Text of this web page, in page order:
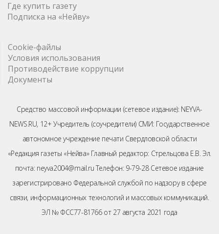
Где купить газету
Подписка на «Нейву»
Cookie-файлы
Условия использования
Противодействие коррупции
Документы
Средство массовой информации (сетевое издание): NEYVA-
NEWS.RU, 12+ Учредитель (соучредители) СМИ: Государственное
автономное учреждение печати Свердловской области
«Редакция газеты «Нейва» Главный редактор: Стрельцова Е.В. Эл.
почта: neyva2004@mail.ru Телефон: 9-79-28 Сетевое издание
зарегистрировано Федеральной службой по надзору в сфере
связи, информационных технологий и массовых коммуникаций.
ЭЛ № ФСС77-81766 от 27 августа 2021 года